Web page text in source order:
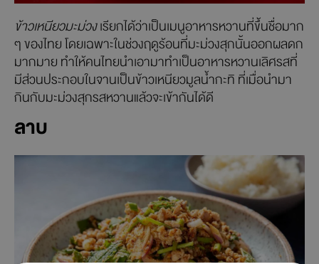
ข้าวเหนียวมะม่วงเรียกได้ว่าเป็นเมนูอาหารหวานที่ขึ้นชื่อมาก
ๆ ของไทย โดยเฉพาะในช่วงฤดูร้อนที่มะม่วงสุกนั้นออกผลดก
มากมาย ทำให้คนไทยนำเอามาทำเป็นอาหารหวานเลิศรสที่
มีส่วนประกอบในจานเป็นข้าวเหนียวมูลน้ำกะทิ ที่เมื่อนำมา
กินกับมะม่วงสุกรสหวานแล้วจะเข้ากันได้ดี
ลาบ